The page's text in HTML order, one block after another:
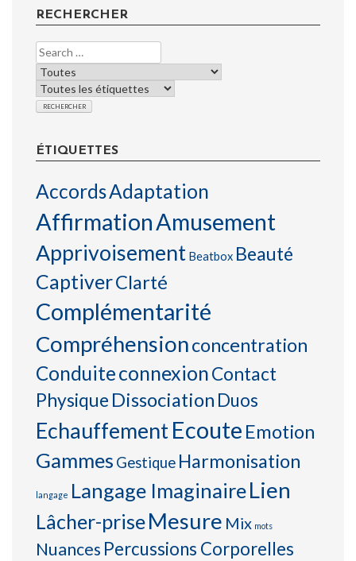
RECHERCHER
ÉTIQUETTES
AccordsAdaptation
AffirmationAmusement
Apprivoisement Beatbox Beauté
CaptiverClarté
Complémentarité
Compréhensionconcentration
ConduiteconnexionContact
Physique Dissociation Duos
EchauffementEcoute Emotion
Gammes Gestique Harmonisation
langage Langage ImaginaireLien
Lâcher-priseMesure Mix mots
Nuances Percussions Corporelles